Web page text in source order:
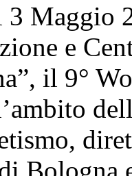
Maggio
e
il 9°
Bologna